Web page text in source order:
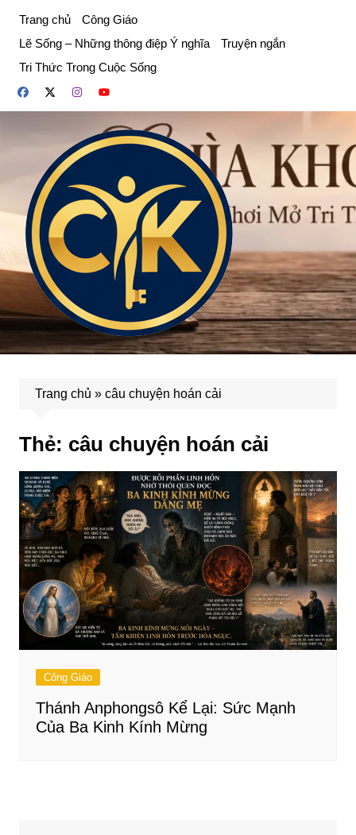
phần
dung
Trang chủ
Công Giáo
Lẽ Sống – Những thông điệp Ý nghĩa
Truyện ngắn
Tri Thức Trong Cuộc Sống
Trang chủ » câu chuyện hoán cải
Thẻ: câu chuyện hoán cải
Công Giáo
Thánh Anphongsô Kể Lại: Sức Mạnh
Của Ba Kinh Kính Mừng